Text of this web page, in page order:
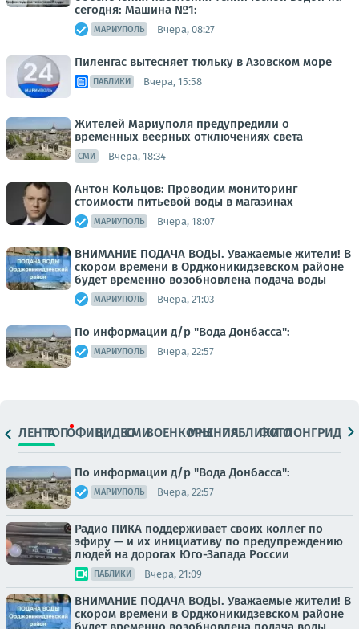
сегодня: Машина №1:
МАРИУПОЛЬ Вчера, 08:27
Пиленгас вытесняет тюльку в Азовском море
ПАБЛИКИ Вчера, 15:58
Жителей Мариуполя предупредили о
временных веерных отключениях света
СМИ Вчера, 18:34
Антон Кольцов: Проводим мониторинг
стоимости питьевой воды в магазинах
МАРИУПОЛЬ Вчера, 18:07
ВНИМАНИЕ ПОДАЧА ВОДЫ. Уважаемые жители! В
скором времени в Орджоникидзевском районе
будет временно возобновлена подача воды
МАРИУПОЛЬ Вчера, 21:03
По информации д/р "Вода Донбасса":
МАРИУПОЛЬ Вчера, 22:57
ЛЕНТАТОПОФИЦ.ВИДЕОСМИВОЕНКОРЫМНЕНИЯПАБЛИКИ
ФОТОЛОНГРИДЫ
По информации д/р "Вода Донбасса":
МАРИУПОЛЬ Вчера, 22:57
Радио ПИКА поддерживает своих коллег по
эфиру — и их инициативу по предупреждению
людей на дорогах Юго-Запада России
ПАБЛИКИ Вчера, 21:09
ВНИМАНИЕ ПОДАЧА ВОДЫ. Уважаемые жители! В
скором времени в Орджоникидзевском районе